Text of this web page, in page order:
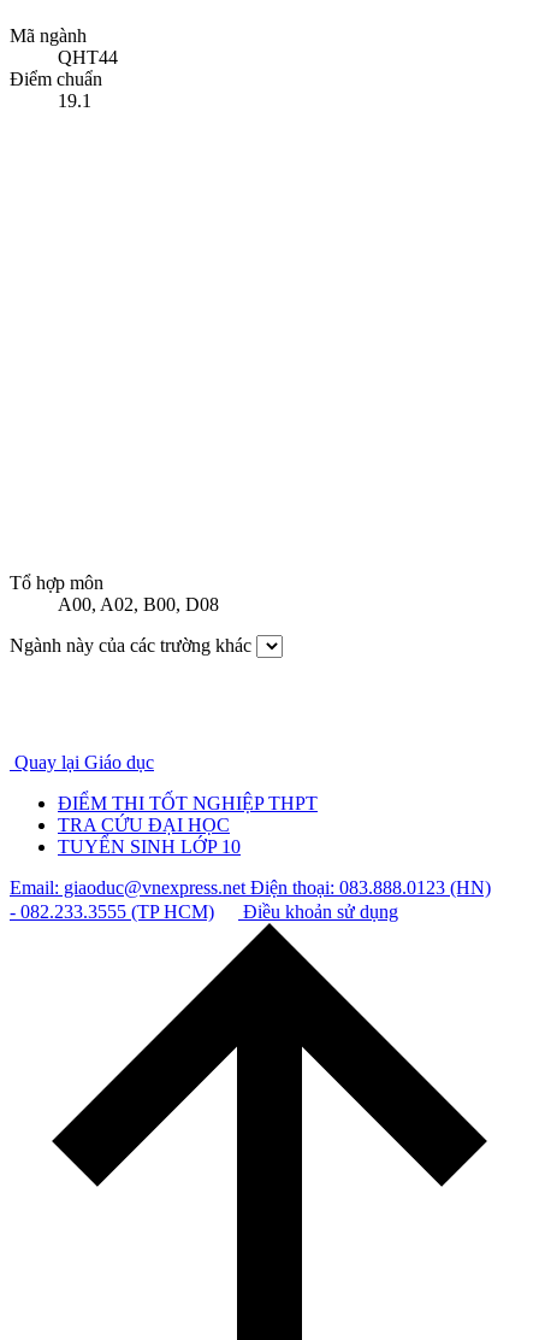
Mã ngành
QHT44
Điểm chuẩn
19.1
Tổ hợp môn
A00, A02, B00, D08
Ngành này của các trường khác
Quay lại Giáo dục
ĐIỂM THI TỐT NGHIỆP THPT
TRA CỨU ĐẠI HỌC
TUYỂN SINH LỚP 10
Email: giaoduc@vnexpress.netĐiện thoại: 083.888.0123 (HN)
- 082.233.3555 (TP HCM)
Điều khoản sử dụng